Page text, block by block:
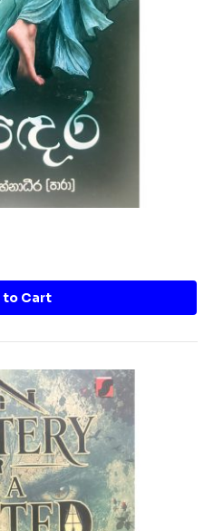
to Cart